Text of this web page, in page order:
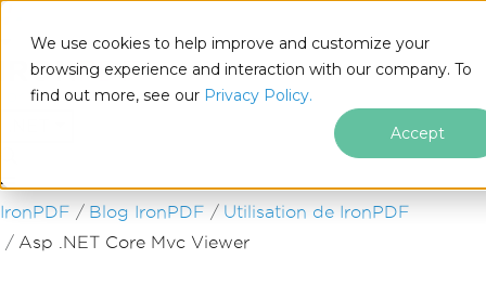
We use cookies to help improve and customize your
browsing experience and interaction with our company. To
find out more, see our Privacy Policy.
Accept
Passer au contenu du pied de page
IronPDF Blog IronPDF
Utilisation de IronPDF
Asp .NET Core Mvc Viewer